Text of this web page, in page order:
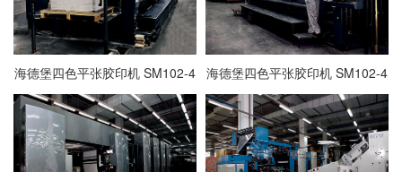
海德堡四色平张胶印机 SM102-4 海德堡四色平张胶印机 SM102-4